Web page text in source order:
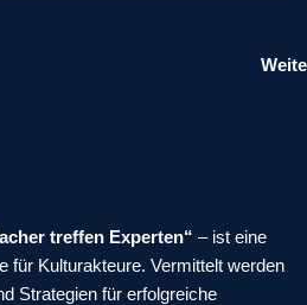
treffen Experten“ – ist eine
für Kulturakteure. Vermittelt werden
Strategien für erfolgreiche